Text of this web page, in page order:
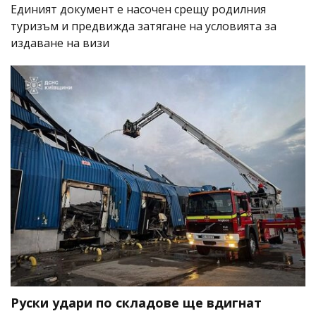
Единият документ е насочен срещу родилния
туризъм и предвижда затягане на условията за
издаване на визи
Руски удари по складове ще вдигнат